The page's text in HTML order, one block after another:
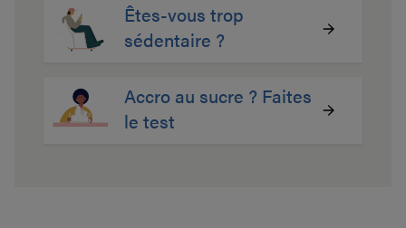
Êtes-vous trop
sédentaire ?
Accro au sucre ? Faites
le test